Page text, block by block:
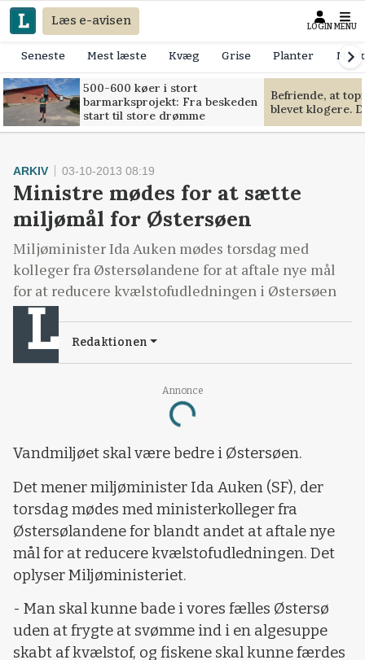
Læs e-avisen LOGIN MENU
Seneste Mest læste Kvæg Grise Planter
500-600 køer i stort
barmarksprojekt: Fra beskeden
start til store drømme
Befriende, at
blevet klogere.
Annonce
Loading...
ARKIV 03-10-2013 08:19
Ministre mødes for at sætte
miljømål for Østersøen
Miljøminister Ida Auken mødes torsdag med
kolleger fra Østersølandene for at aftale nye mål
for at reducere kvælstofudledningen i Østersøen
Redaktionen
Vandmiljøet skal være bedre i Østersøen.
Det mener miljøminister Ida Auken (SF), der
torsdag mødes med ministerkolleger fra
Østersølandene for blandt andet at aftale nye
mål for at reducere kvælstofudledningen. Det
oplyser Miljøministeriet.
- Man skal kunne bade i vores fælles Østersø
uden at frygte at svømme ind i en algesuppe
skabt af kvælstof, og fiskene skal kunne færdes